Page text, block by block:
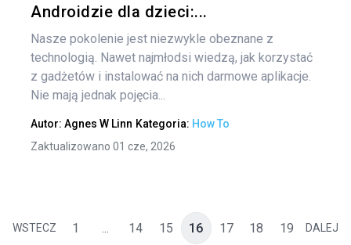
Androidzie dla dzieci:...
Nasze pokolenie jest niezwykle obeznane z
technologią. Nawet najmłodsi wiedzą, jak korzystać
z gadżetów i instalować na nich darmowe aplikacje.
Nie mają jednak pojęcia...
Autor: Agnes W Linn Kategoria: How To
Zaktualizowano 01 cze, 2026
WSTECZ 1 ... 14 15 16 17 18 19 DALEJ